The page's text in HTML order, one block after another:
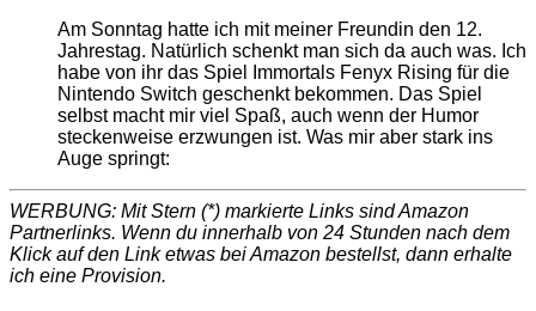
Am Sonntag hatte ich mit meiner Freundin den 12.
Jahrestag. Natürlich schenkt man sich da auch was. Ich
habe von ihr das Spiel Immortals Fenyx Rising für die
Nintendo Switch geschenkt bekommen. Das Spiel
selbst macht mir viel Spaß, auch wenn der Humor
steckenweise erzwungen ist. Was mir aber stark ins
Auge springt:
WERBUNG: Mit Stern (*) markierte Links sind Amazon
Partnerlinks. Wenn du innerhalb von 24 Stunden nach dem
Klick auf den Link etwas bei Amazon bestellst, dann erhalte
ich eine Provision.